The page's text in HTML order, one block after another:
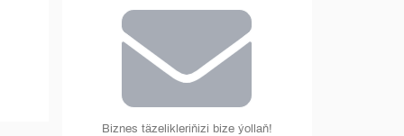
Biznes täzelikleriňizi bize ýollaň!